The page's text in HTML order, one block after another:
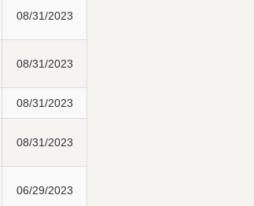
08/31/2023
08/31/2023
08/31/2023
08/31/2023
06/29/2023